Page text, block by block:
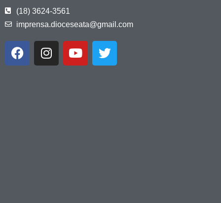
(18) 3624-3561
imprensa.dioceseata@gmail.com